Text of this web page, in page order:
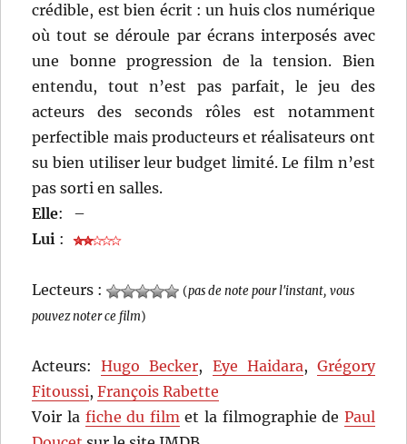
crédible, est bien écrit : un huis clos numérique
où tout se déroule par écrans interposés avec
une bonne progression de la tension. Bien
entendu, tout n’est pas parfait, le jeu des
acteurs des seconds rôles est notamment
perfectible mais producteurs et réalisateurs ont
su bien utiliser leur budget limité. Le film n’est
pas sorti en salles.
Elle:
–
Lui :
Lecteurs : (pas de note pour l'instant, vous
pouvez noter ce film)
Acteurs:Hugo Becker, Eye Haidara, Grégory
Fitoussi,François Rabette
Voir la fiche du filmet la filmographie de Paul